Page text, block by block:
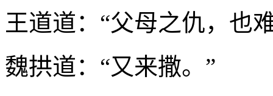
王道道：“父母之仇，也
魏拱道：“又来撒。”